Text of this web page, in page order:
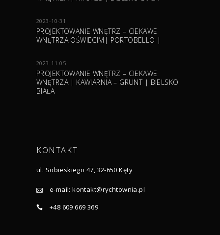
2023-10-31
PROJEKTOWANIE WNĘTRZ – CIEKAWE
WNĘTRZA OŚWIECIM| PORTOBELLO |
2023-11-05
PROJEKTOWANIE WNĘTRZ – CIEKAWE
WNĘTRZA | KAWIARNIA – GRUNT | BIELSKO
BIAŁA
KONTAKT
ul. Sobieskiego 47, 32-650 Kęty
e-mail:kontakt@rychtownia.pl
+48 609 669 369